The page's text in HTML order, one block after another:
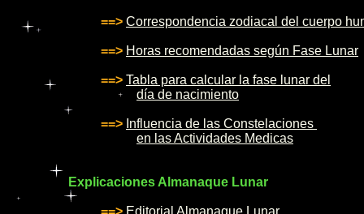
==> Correspondencia zodiacal del cuerpo
==> Horas recomendadas según Fase Lunar
==> Tabla para calcular la fase lunar del
día de nacimiento
==> Influencia de las Constelaciones
en las Actividades Medicas
Explicaciones Almanaque Lunar
==> Editorial Almanaque Lunar